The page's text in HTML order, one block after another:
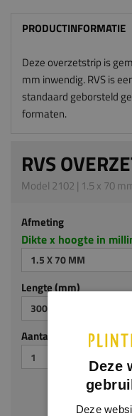
PRODUCTINFORMATIE
Deze overzetstrip is
mm inwendig. RVS is
standaard geborsteld
formaten.
RVS
Model 2102 | 1.5 x 70
Afmeting
Dikte x hoogte in
1.5 X 70 MM
Lengte (mm)
3000
Aantal stuks
Deze
Deze